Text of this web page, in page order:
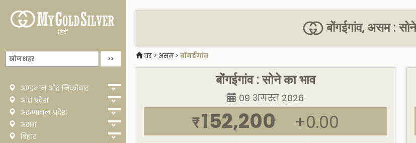
हिंदी
अण्डमान और निकोबार
आंध्र प्रदेश
अरुणाचल प्रदेश
असम
बिहार
बोंगईगांव, असम :
घर > असम> बोंगईगांव
बोंगईगांव : सोने का भाव
09 अगस्त 2026
₹152,200 +0.00